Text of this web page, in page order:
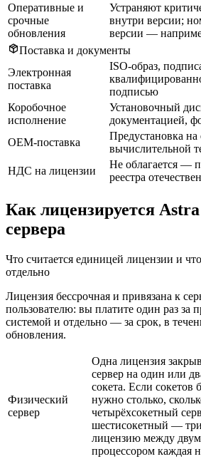
Оперативные и
срочные
обновления
Устраняют
внутри версии;
версии —
Поставка и документы
Электронная
поставка
ISO-образ,
подписью
Коробочное
исполнение
Установочный
документацией,
OEM-поставка
Предустановка на
вычислительной
НДС на лицензии
Не облагается —
реестра
Как лицензируется
сервера
Что считается единицей лицензии и
отдельно
Лицензия бессрочная и привязана к
пользователю: вы платите один раз за
системой и отдельно — за срок, в
обновления.
Физический
сервер
Одна лицензия
сервер на один или
сокета. Если сокетов
нужно столько,
четырёхсокетный
шестисокетный —
лицензию между
процессором каждая